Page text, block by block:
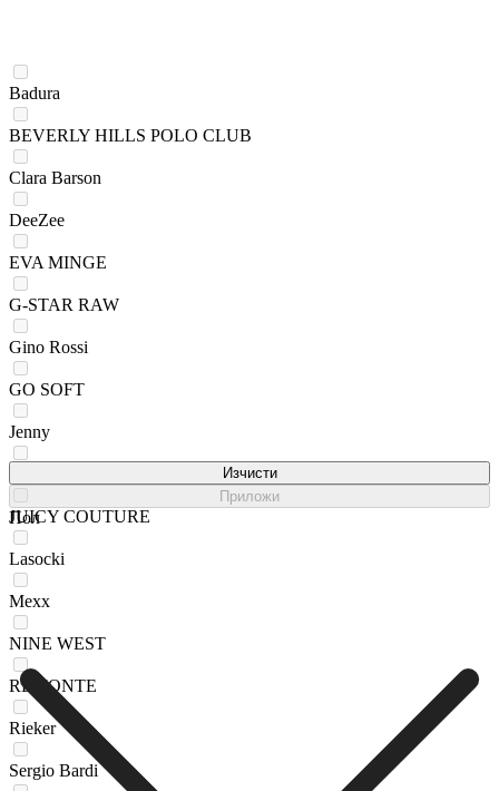
Badura
BEVERLY HILLS POLO CLUB
Clara Barson
DeeZee
EVA MINGE
G-STAR RAW
Gino Rossi
GO SOFT
Jenny
JUICY COUTURE
Lasocki
Mexx
NINE WEST
REMONTE
Rieker
Sergio Bardi
Изчисти
Приложи
Пол